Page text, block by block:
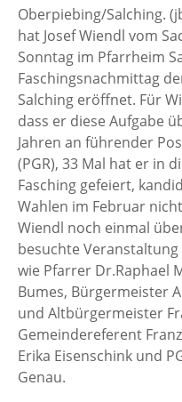
Oberpiebing/Salching.
hat Josef Wiendl vom
Sonntag im Pfarrheim
Faschingsnachmittag
Salching eröffnet. Für
dass er diese Aufgabe
Jahren an führender
(PGR), 33 Mal hat er in
Fasching gefeiert,
Wahlen im Februar
Wiendl noch einmal
besuchte
wie Pfarrer Dr.Raphael
Bumes, Bürgermeister
und Altbürgermeister
Gemeindereferent
Erika Eisenschink und
Genau.